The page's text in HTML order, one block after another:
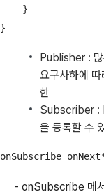
    }
}
Publisher :
요구사하에
한
Subscriber :
을 등록할 수
onSubscribe
- onSubscribe 메